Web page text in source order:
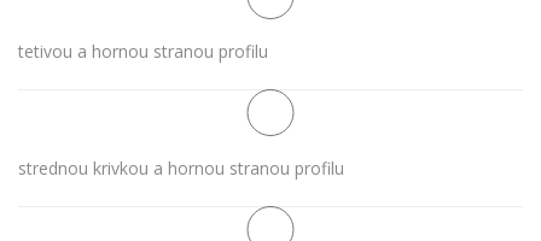
tetivou a hornou stranou profilu
strednou krivkou a hornou stranou profilu